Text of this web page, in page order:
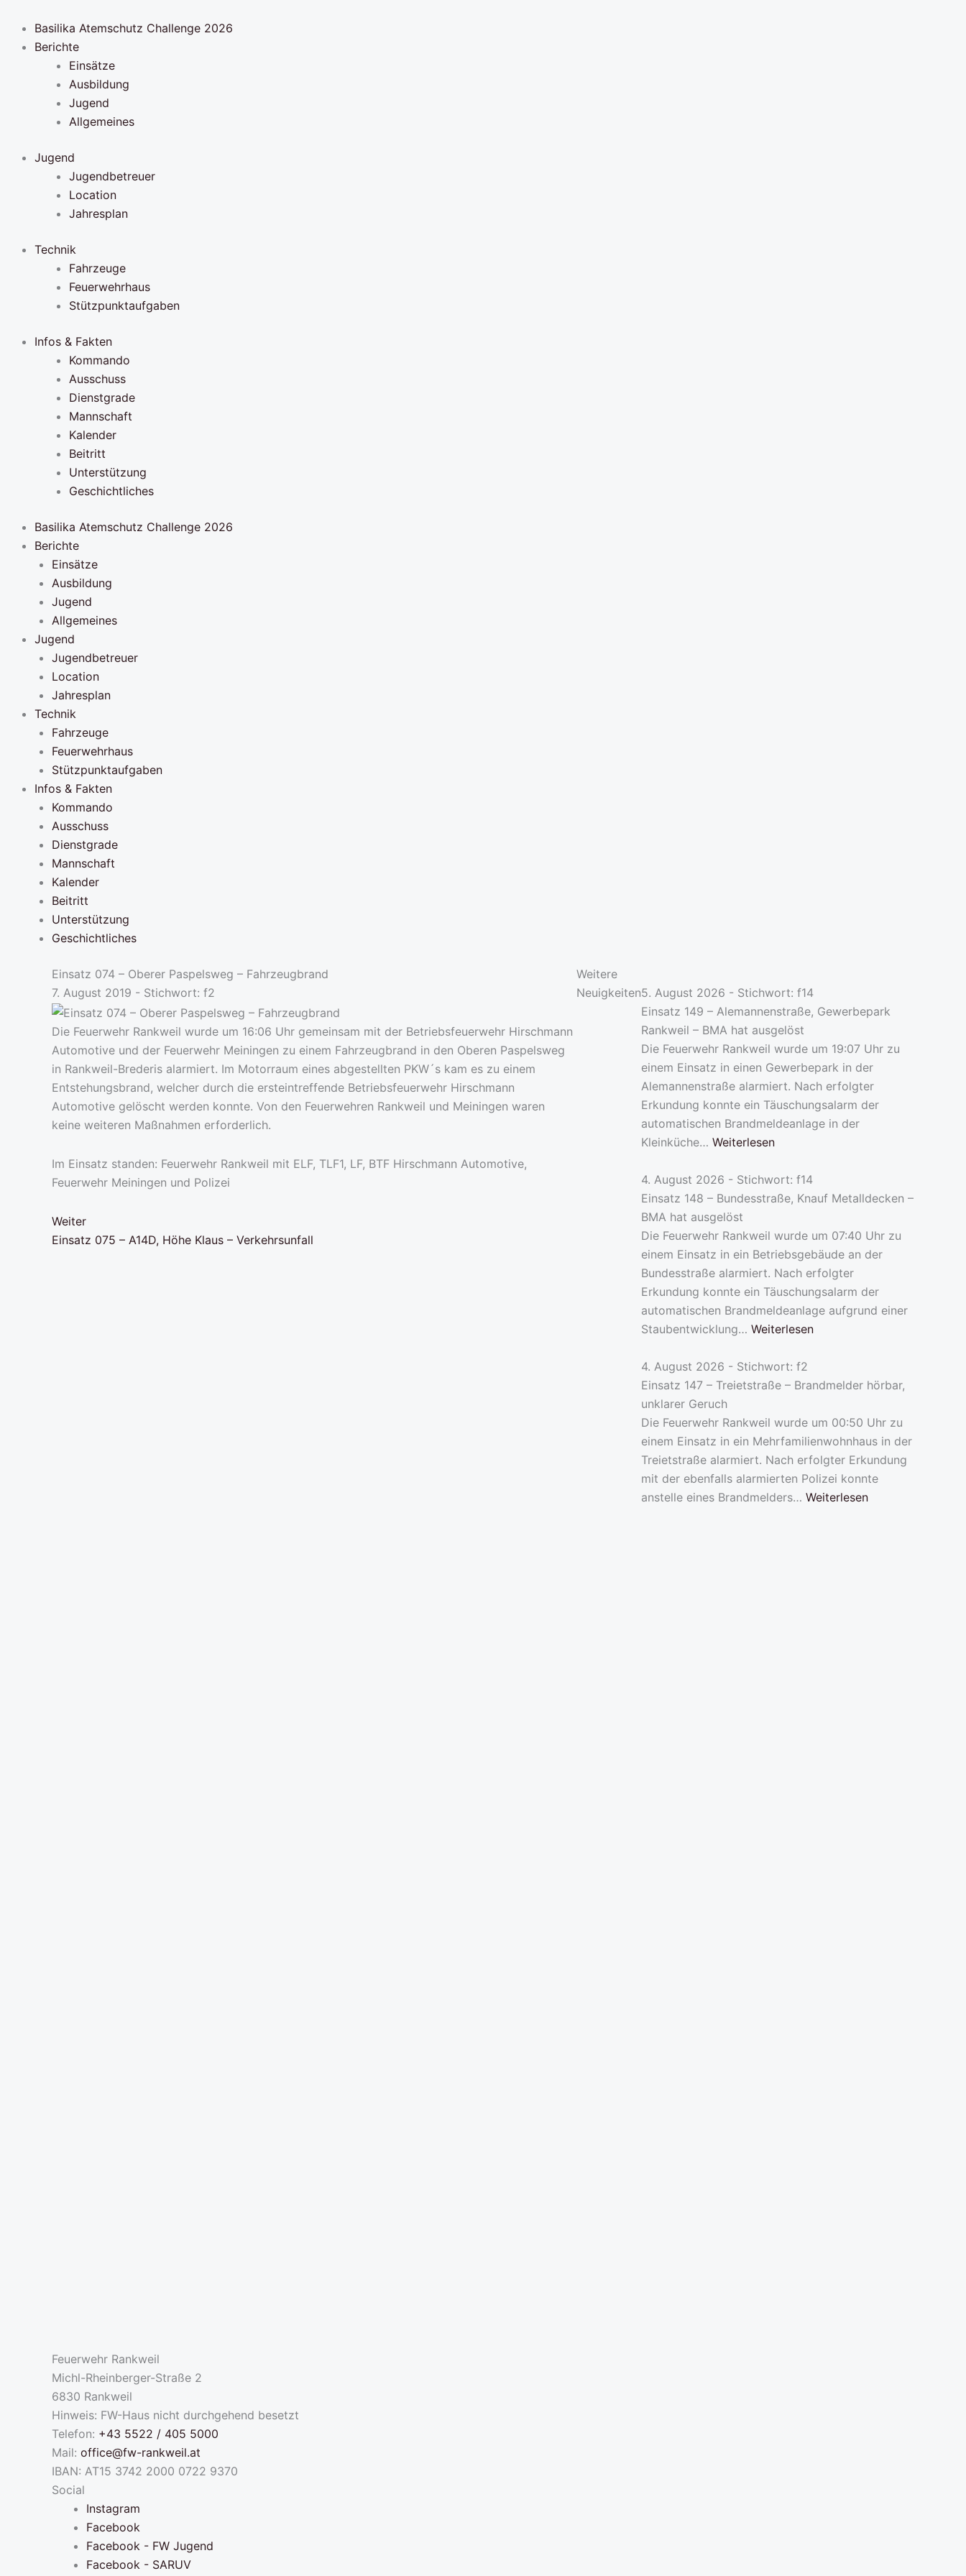
Inhalt
springen
Basilika Atemschutz Challenge 2026
Berichte
Einsätze
Ausbildung
Jugend
Allgemeines
Jugend
Jugendbetreuer
Location
Jahresplan
Technik
Fahrzeuge
Feuerwehrhaus
Stützpunktaufgaben
Infos & Fakten
Kommando
Ausschuss
Dienstgrade
Mannschaft
Kalender
Beitritt
Unterstützung
Geschichtliches
Basilika Atemschutz Challenge 2026
Berichte
Einsätze
Ausbildung
Jugend
Allgemeines
Jugend
Jugendbetreuer
Location
Jahresplan
Technik
Fahrzeuge
Feuerwehrhaus
Stützpunktaufgaben
Infos & Fakten
Kommando
Ausschuss
Dienstgrade
Mannschaft
Kalender
Beitritt
Unterstützung
Geschichtliches
Einsatz 074 – Oberer Paspelsweg – Fahrzeugbrand
7. August 2019 - Stichwort: f2
Die Feuerwehr Rankweil wurde um 16:06 Uhr gemeinsam mit der Betriebsfeuerwehr Hirschmann
Automotive und der Feuerwehr Meiningen zu einem Fahrzeugbrand in den Oberen Paspelsweg
in Rankweil-Brederis alarmiert. Im Motorraum eines abgestellten PKW´s kam es zu einem
Entstehungsbrand, welcher durch die ersteintreffende Betriebsfeuerwehr Hirschmann
Automotive gelöscht werden konnte. Von den Feuerwehren Rankweil und Meiningen waren
keine weiteren Maßnahmen erforderlich.
Im Einsatz standen: Feuerwehr Rankweil mit ELF, TLF1, LF, BTF Hirschmann Automotive,
Feuerwehr Meiningen und Polizei
Weiter
Einsatz 075 – A14D, Höhe Klaus – Verkehrsunfall
Weitere
Neuigkeiten5. August 2026 - Stichwort: f14
Einsatz 149 – Alemannenstraße, Gewerbepark
Rankweil – BMA hat ausgelöst
Die Feuerwehr Rankweil wurde um 19:07 Uhr zu
einem Einsatz in einen Gewerbepark in der
Alemannenstraße alarmiert. Nach erfolgter
Erkundung konnte ein Täuschungsalarm der
automatischen Brandmeldeanlage in der
Kleinküche…Weiterlesen
4. August 2026 - Stichwort: f14
Einsatz 148 – Bundesstraße, Knauf Metalldecken –
BMA hat ausgelöst
Die Feuerwehr Rankweil wurde um 07:40 Uhr zu
einem Einsatz in ein Betriebsgebäude an der
Bundesstraße alarmiert. Nach erfolgter
Erkundung konnte ein Täuschungsalarm der
automatischen Brandmeldeanlage aufgrund einer
Staubentwicklung…Weiterlesen
4. August 2026 - Stichwort: f2
Einsatz 147 – Treietstraße – Brandmelder hörbar,
unklarer Geruch
Die Feuerwehr Rankweil wurde um 00:50 Uhr zu
einem Einsatz in ein Mehrfamilienwohnhaus in der
Treietstraße alarmiert. Nach erfolgter Erkundung
mit der ebenfalls alarmierten Polizei konnte
anstelle eines Brandmelders…Weiterlesen
Feuerwehr Rankweil
Michl-Rheinberger-Straße 2
6830 Rankweil
Hinweis: FW-Haus nicht durchgehend besetzt
Telefon: +43 5522 / 405 5000
Mail: office@fw-rankweil.at
IBAN: AT15 3742 2000 0722 9370
Social
Instagram
Facebook
Facebook - FW Jugend
Facebook - SARUV